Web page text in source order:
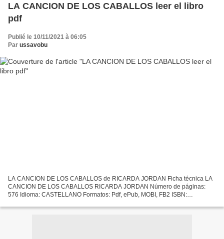
LA CANCION DE LOS CABALLOS leer el libro
pdf
Publié le 10/11/2021 à 06:05
Par ussavobu
LA CANCION DE LOS CABALLOS de RICARDA JORDAN Ficha técnica LA
CANCION DE LOS CABALLOS RICARDA JORDAN Número de páginas:
576 Idioma: CASTELLANO Formatos: Pdf, ePub, MOBI, FB2 ISBN:
Descargar...